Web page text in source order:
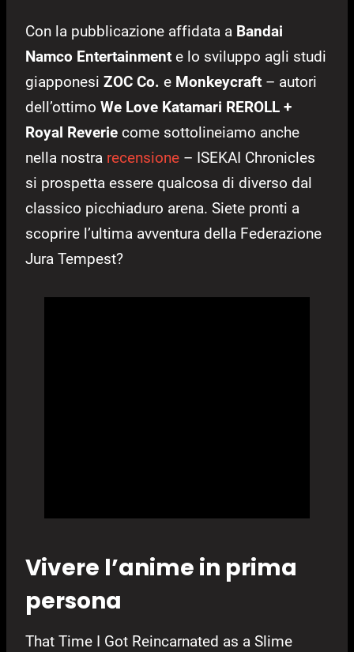
Con la pubblicazione affidata a Bandai
Namco Entertainment e lo sviluppo agli studi
giapponesi ZOC Co. e Monkeycraft – autori
dell’ottimo We Love Katamari REROLL +
Royal Reverie come sottolineiamo anche
nella nostra recensione – ISEKAI Chronicles
si prospetta essere qualcosa di diverso dal
classico picchiaduro arena. Siete pronti a
scoprire l’ultima avventura della Federazione
Jura Tempest?
Vivere l’anime in prima
persona
That Time I Got Reincarnated as a Slime